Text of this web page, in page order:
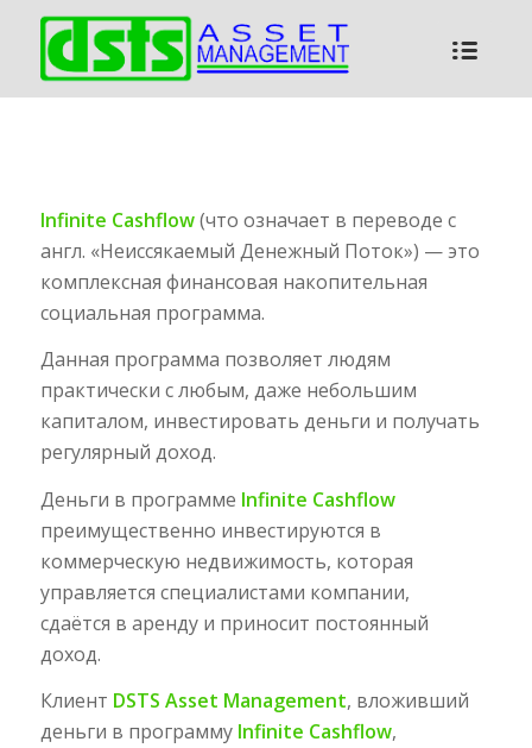
Infinite Cashflow(что означает в переводе с
англ. «Неиссякаемый Денежный Поток») — это
комплексная финансовая накопительная
социальная программа.
Данная программа позволяет людям
практически с любым, даже небольшим
капиталом, инвестировать деньги и получать
регулярный доход.
Деньги в программе Infinite Cashflow
преимущественно инвестируются в
коммерческую недвижимость, которая
управляется специалистами компании,
сдаётся в аренду и приносит постоянный
доход.
Клиент DSTS Asset Management, вложивший
деньги в программу Infinite Cashflow,